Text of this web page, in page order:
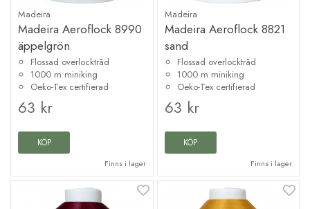
Madeira
Madeira Aeroflock 8990
äppelgrön
Flossad overlocktråd
1000 m miniking
Oeko-Tex certifierad
63 kr
KÖP
Finns i lager
Madeira
Madeira Aeroflock 8821
sand
Flossad overlocktråd
1000 m miniking
Oeko-Tex certifierad
63 kr
KÖP
Finns i lager